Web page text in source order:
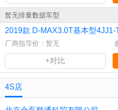
暂无排量数据车型
2019款 D-MAX3.0T基本型4JJ1-
厂商指导价：暂无
+对比
4S店